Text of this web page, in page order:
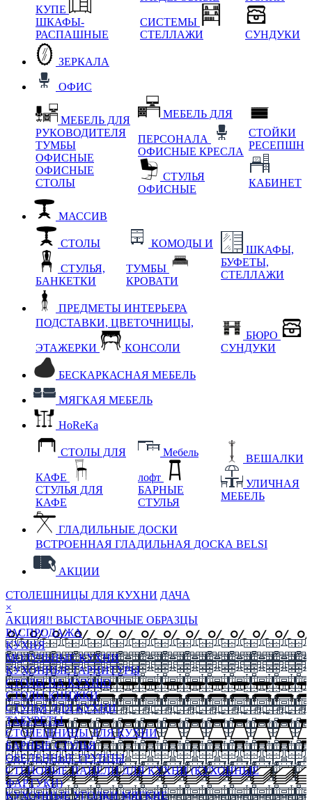
КУПЕ
ШКАФЫ-
РАСПАШНЫЕ
СИСТЕМЫ
СТЕЛЛАЖИ
СУНДУКИ
ЗЕРКАЛА
ОФИС
МЕБЕЛЬ ДЛЯ
РУКОВОДИТЕЛЯ
ТУМБЫ
ОФИСНЫЕ
ОФИСНЫЕ
СТОЛЫ
МЕБЕЛЬ ДЛЯ
ПЕРСОНАЛА
ОФИСНЫЕ КРЕСЛА
СТУЛЬЯ
ОФИСНЫЕ
СТОЙКИ
РЕСЕПШН
КАБИНЕТ
МАССИВ
СТОЛЫ
СТУЛЬЯ,
БАНКЕТКИ
КОМОДЫ И
ТУМБЫ
КРОВАТИ
ШКАФЫ,
БУФЕТЫ,
СТЕЛЛАЖИ
ПРЕДМЕТЫ ИНТЕРЬЕРА
ПОДСТАВКИ, ЦВЕТОЧНИЦЫ,
ЭТАЖЕРКИ КОНСОЛИ
БЮРО
СУНДУКИ
БЕСКАРКАСНАЯ МЕБЕЛЬ
МЯГКАЯ МЕБЕЛЬ
HoReKa
СТОЛЫ ДЛЯ
КАФЕ
СТУЛЬЯ ДЛЯ
КАФЕ
Мебель
лофт
БАРНЫЕ
СТУЛЬЯ
ВЕШАЛКИ
УЛИЧНАЯ
МЕБЕЛЬ
ГЛАДИЛЬНЫЕ ДОСКИ
ВСТРОЕННАЯ ГЛАДИЛЬНАЯ ДОСКА BELSI
АКЦИИ
СТОЛЕШНИЦЫ ДЛЯ КУХНИ ДАЧА
×
АКЦИЯ!! ВЫСТАВОЧНЫЕ ОБРАЗЦЫ
РАСПРОДАЖА
КУХНЯ
МОДУЛЬНЫЕ КУХНИ
КУХОННЫЕ ГАРНИТУРЫ
СТОЛЫ НА КУХНЮ
СТОЛЫ КНИЖКИ
СТУЛЬЯ ДЛЯ КУХНИ
ТАБУРЕТЫ
СТОЛЕШНИЦЫ ДЛЯ КУХНИ
БАРНЫЕ СТУЛЬЯ
ОБЕДЕННЫЕ ГРУППЫ
СТЕНОВЫЕ ПАНЕЛИ ДЛЯ КУХНИ (КУХОННЫЕ
ФАРТУКИ)
КУХОННЫЕ УГОЛКИ МЯГКИЕ